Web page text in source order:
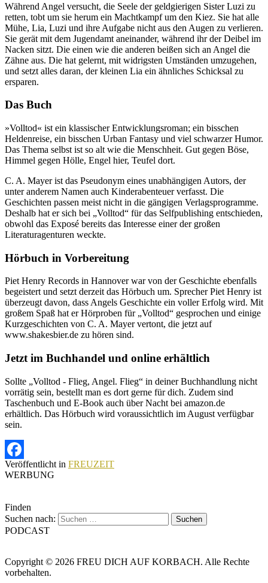
Während Angel versucht, die Seele der geldgierigen Sister Luzi zu
retten, tobt um sie herum ein Machtkampf um den Kiez. Sie hat alle
Mühe, Lia, Luzi und ihre Aufgabe nicht aus den Augen zu verlieren.
Sie gerät mit dem Jugendamt aneinander, während ihr der Deibel im
Nacken sitzt. Die einen wie die anderen beißen sich an Angel die
Zähne aus. Die hat gelernt, mit widrigsten Umständen umzugehen,
und setzt alles daran, der kleinen Lia ein ähnliches Schicksal zu
ersparen.
Das Buch
»Volltod« ist ein klassischer Entwicklungsroman; ein bisschen
Heldenreise, ein bisschen Urban Fantasy und viel schwarzer Humor.
Das Thema selbst ist so alt wie die Menschheit. Gut gegen Böse,
Himmel gegen Hölle, Engel hier, Teufel dort.
C. A. Mayer ist das Pseudonym eines unabhängigen Autors, der
unter anderem Namen auch Kinderabenteuer verfasst. Die
Geschichten passen meist nicht in die gängigen Verlagsprogramme.
Deshalb hat er sich bei „Volltod“ für das Selfpublishing entschieden,
obwohl das Exposé bereits das Interesse einer der großen
Literaturagenturen weckte.
Hörbuch in Vorbereitung
Piet Henry Records in Hannover war von der Geschichte ebenfalls
begeistert und setzt derzeit das Hörbuch um. Sprecher Piet Henry ist
überzeugt davon, dass Angels Geschichte ein voller Erfolg wird. Mit
großem Spaß hat er Hörproben für „Volltod“ gesprochen und einige
Kurzgeschichten von C. A. Mayer vertont, die jetzt auf
www.shakesbier.de zu hören sind.
Jetzt im Buchhandel und online erhältlich
Sollte „Volltod - Flieg, Angel. Flieg“ in deiner Buchhandlung nicht
vorrätig sein, bestellt man es dort gerne für dich. Zudem sind
Taschenbuch und E-Book auch über Nacht bei amazon.de
erhältlich. Das Hörbuch wird voraussichtlich im August verfügbar
sein.
Facebook
Veröffentlicht in FREUZEIT
WERBUNG
Finden
Suchen nach:
PODCAST
Copyright © 2026 FREU DICH AUF KORBACH. Alle Rechte
vorbehalten.